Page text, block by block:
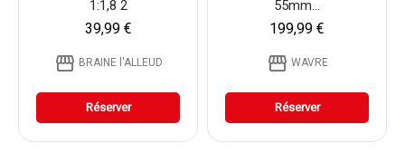
1:1,8 2
39,99 €
storefront BRAINE l'ALLEUD
Réserver
55mm...
199,99 €
storefront WAVRE
Réserver